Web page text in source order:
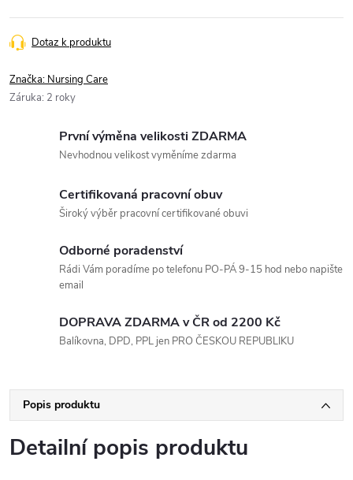
Dotaz k produktu
Značka: Nursing Care
Záruka: 2 roky
První výměna velikosti ZDARMA
Nevhodnou velikost vyměníme zdarma
Certifikovaná pracovní obuv
Široký výběr pracovní certifikované obuvi
Odborné poradenství
Rádi Vám poradíme po telefonu PO-PÁ 9-15 hod nebo napište
email
DOPRAVA ZDARMA v ČR od 2200 Kč
Balíkovna, DPD, PPL jen PRO ČESKOU REPUBLIKU
Popis produktu
Detailní popis produktu